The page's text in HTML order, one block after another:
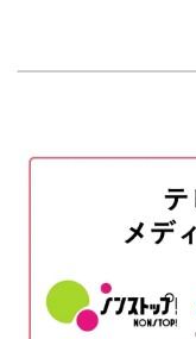
ありません。
美味しく・キレイ
卵そぼろを作る
鮭そぼろを作る
さやいんげんを